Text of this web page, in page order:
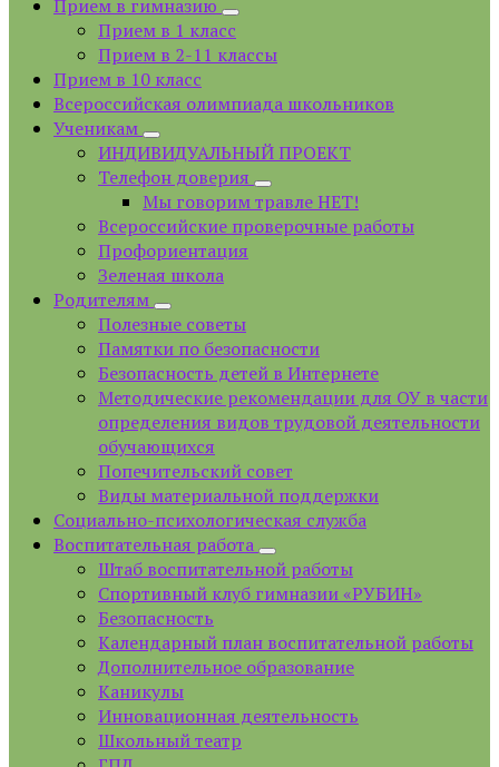
Прием в гимназию
Прием в 1 класс
Прием в 2-11 классы
Прием в 10 класс
Всероссийская олимпиада школьников
Ученикам
ИНДИВИДУАЛЬНЫЙ ПРОЕКТ
Телефон доверия
Мы говорим травле НЕТ!
Всероссийские проверочные работы
Профориентация
Зеленая школа
Родителям
Полезные советы
Памятки по безопасности
Безопасность детей в Интернете
Методические рекомендации для ОУ в части
определения видов трудовой деятельности
обучающихся
Попечительский совет
Виды материальной поддержки
Социально-психологическая служба
Воспитательная работа
Штаб воспитательной работы
Спортивный клуб гимназии «РУБИН»
Безопасность
Календарный план воспитательной работы
Дополнительное образование
Каникулы
Инновационная деятельность
Школьный театр